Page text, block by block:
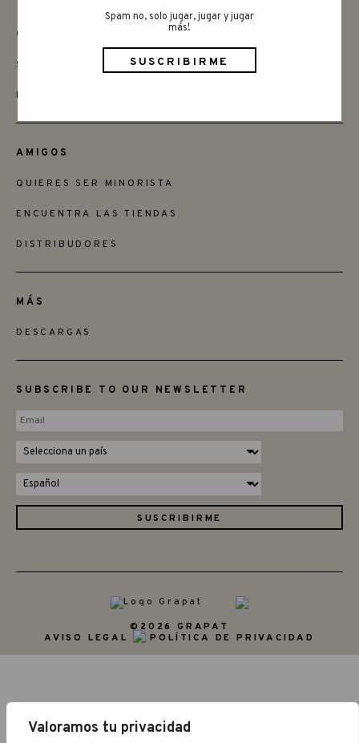
Valoramos tu privacidad
Spam no, solo jugar, jugar y jugar
más!
CONTACTAR
SAY HELLO
INSTAGRAM
AMIGOS
QUIERES SER MINORISTA
ENCUENTRA LAS TIENDAS
DISTRIBUDORES
MÁS
DESCARGAS
SUBSCRIBE TO OUR NEWSLETTER
©2026 GRAPAT
AVISO LEGAL
POLÍTICA DE PRIVACIDAD